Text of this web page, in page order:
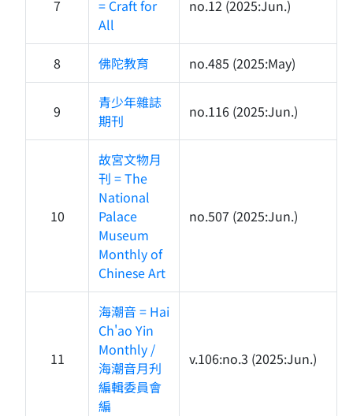
7
= Craft for
All
no.12 (2025:Jun.)
8 佛陀教育 no.485 (2025:May)
9
青少年雜誌
期刊
no.116 (2025:Jun.)
10
故宮文物月
刊 = The
National
Palace
Museum
Monthly of
Chinese Art
no.507 (2025:Jun.)
11
海潮音 = Hai
Ch'ao Yin
Monthly /
海潮音月刋
編輯委員會
編
v.106:no.3 (2025:Jun.)